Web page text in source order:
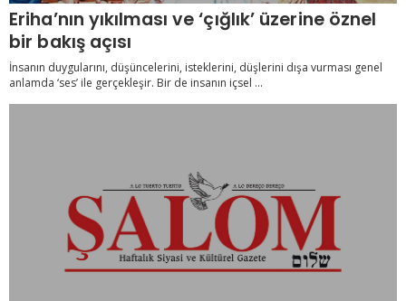
Eriha’nın yıkılması ve ‘çığlık’ üzerine öznel
bir bakış açısı
İnsanın duygularını, düşüncelerini, isteklerini, düşlerini dışa vurması genel
anlamda ‘ses’ ile gerçekleşir. Bir de insanın içsel ...